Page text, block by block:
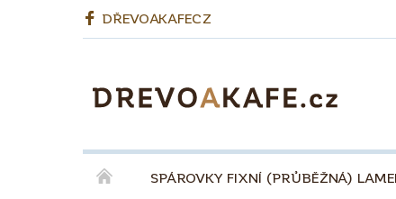
DŘEVOAKAFECZ
SPÁROVKY FIXNÍ (PRŮBĚŽNÁ)